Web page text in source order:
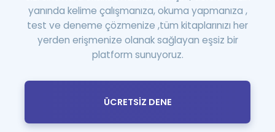
yanında kelime çalışmanıza, okuma yapmanıza ,
test ve deneme çözmenize ,tüm kitaplarınızı her
yerden erişmenize olanak sağlayan eşsiz bir
platform sunuyoruz.
ÜCRETSİZ DENE